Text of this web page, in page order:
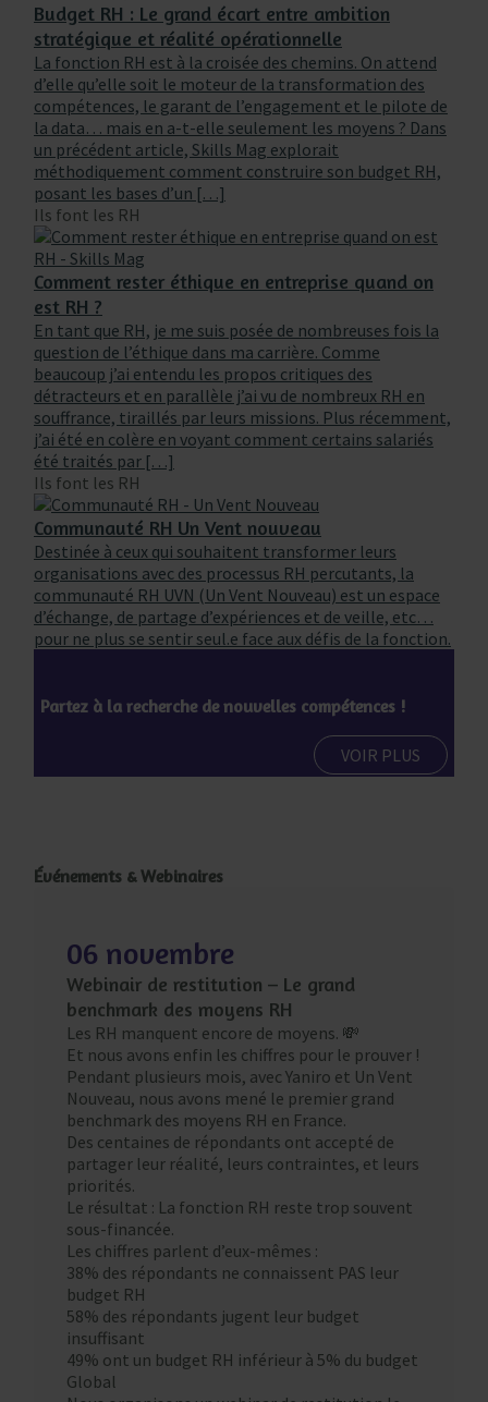
Budget RH : Le grand écart entre ambition
stratégique et réalité opérationnelle
La fonction RH est à la croisée des chemins. On attend
d’elle qu’elle soit le moteur de la transformation des
compétences, le garant de l’engagement et le pilote de
la data… mais en a-t-elle seulement les moyens ? Dans
un précédent article, Skills Mag explorait
méthodiquement comment construire son budget RH,
posant les bases d’un […]
Ils font les RH
Comment rester éthique en entreprise quand on
est RH ?
En tant que RH, je me suis posée de nombreuses fois la
question de l’éthique dans ma carrière. Comme
beaucoup j’ai entendu les propos critiques des
détracteurs et en parallèle j’ai vu de nombreux RH en
souffrance, tiraillés par leurs missions. Plus récemment,
j’ai été en colère en voyant comment certains salariés
été traités par […]
Ils font les RH
Communauté RH Un Vent nouveau
Destinée à ceux qui souhaitent transformer leurs
organisations avec des processus RH percutants, la
communauté RH UVN (Un Vent Nouveau) est un espace
d’échange, de partage d’expériences et de veille, etc…
pour ne plus se sentir seul.e face aux défis de la fonction.
Partez à la recherche de nouvelles compétences !
VOIR PLUS
Événements & Webinaires
06 novembre
Webinair de restitution – Le grand
benchmark des moyens RH
Les RH manquent encore de moyens. 💸
Et nous avons enfin les chiffres pour le prouver !
Pendant plusieurs mois, avec Yaniro et Un Vent
Nouveau, nous avons mené le premier grand
benchmark des moyens RH en France.
Des centaines de répondants ont accepté de
partager leur réalité, leurs contraintes, et leurs
priorités.
Le résultat : La fonction RH reste trop souvent
sous-financée.
Les chiffres parlent d’eux-mêmes :
38% des répondants ne connaissent PAS leur
budget RH
58% des répondants jugent leur budget
insuffisant
49% ont un budget RH inférieur à 5% du budget
Global